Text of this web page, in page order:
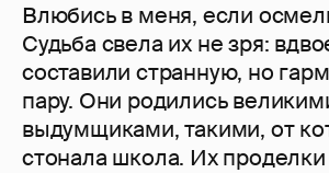
Влюбись в меня, если
Судьба свела их не зря:
составили странную, но
пару. Они родились
выдумщиками, такими, от
стонала школа. Их